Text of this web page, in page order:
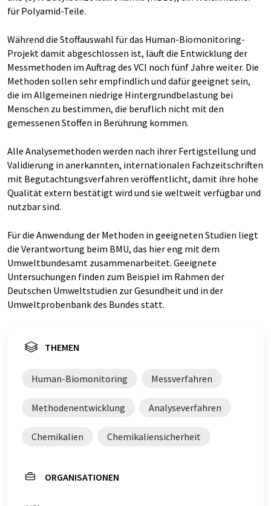
für Polyamid-Teile.
Während die Stoffauswahl für das Human-Biomonitoring-
Projekt damit abgeschlossen ist, läuft die Entwicklung der
Messmethoden im Auftrag des VCI noch fünf Jahre weiter. Die
Methoden sollen sehr empfindlich und dafür geeignet sein,
die im Allgemeinen niedrige Hintergrundbelastung bei
Menschen zu bestimmen, die beruflich nicht mit den
gemessenen Stoffen in Berührung kommen.
Alle Analysemethoden werden nach ihrer Fertigstellung und
Validierung in anerkannten, internationalen Fachzeitschriften
mit Begutachtungsverfahren veröffentlicht, damit ihre hohe
Qualität extern bestätigt wird und sie weltweit verfügbar und
nutzbar sind.
Für die Anwendung der Methoden in geeigneten Studien liegt
die Verantwortung beim BMU, das hier eng mit dem
Umweltbundesamt zusammenarbeitet. Geeignete
Untersuchungen finden zum Beispiel im Rahmen der
Deutschen Umweltstudien zur Gesundheit und in der
Umweltprobenbank des Bundes statt.
THEMEN
Human-Biomonitoring Messverfahren
Methodenentwicklung Analyseverfahren
Chemikalien Chemikaliensicherheit
ORGANISATIONEN